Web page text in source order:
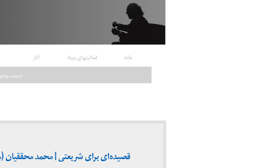
خانه فعالیتهای بنیاد آثار
قصیده‌ای برای شریعتی | محمد محققیان (۱۳۵۸)